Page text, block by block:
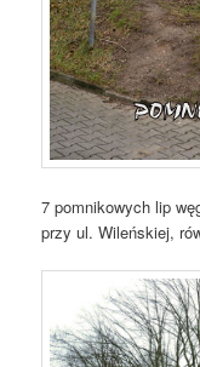
7 pomnikowych lip
przy ul. Wileńskiej,